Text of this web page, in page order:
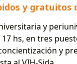
y gratuitos
y
hs, en tres
y